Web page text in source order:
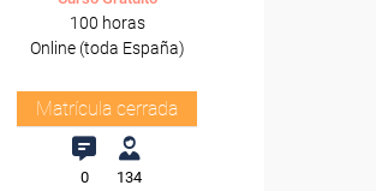
100 horas
Online (toda España)
Matrícula cerrada
0 134